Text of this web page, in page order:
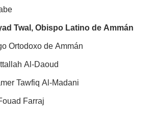
Twal, Obispo Latino de Ammán
Ortodoxo de Ammán
Al-Daoud
Tawfiq Al-Madani
Farraj